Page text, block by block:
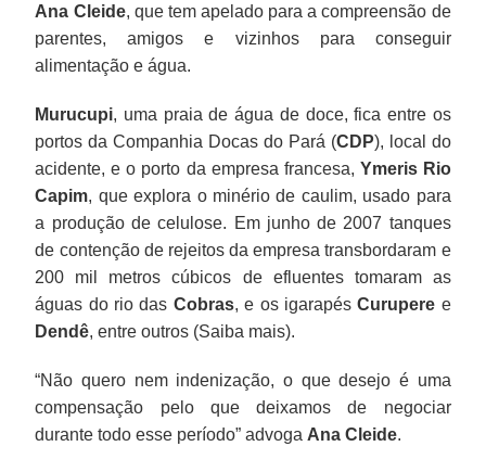
Ana Cleide, que tem apelado para a compreensão de
parentes, amigos e vizinhos para conseguir
alimentação e água.
Murucupi, uma praia de água de doce, fica entre os
portos da Companhia Docas do Pará (CDP), local do
acidente, e o porto da empresa francesa, Ymeris Rio
Capim, que explora o minério de caulim, usado para
a produção de celulose. Em junho de 2007 tanques
de contenção de rejeitos da empresa transbordaram e
200 mil metros cúbicos de efluentes tomaram as
águas do rio das Cobras, e os igarapésCurupere e
Dendê, entre outros (Saiba mais).
“Não quero nem indenização, o que desejo é uma
compensação pelo que deixamos de negociar
durante todo esse período” advoga Ana Cleide.